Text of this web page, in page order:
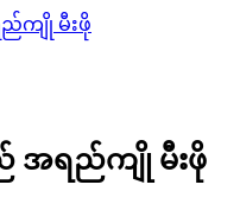
ကျို မီးဖို
အရည်ကျို မီးဖို